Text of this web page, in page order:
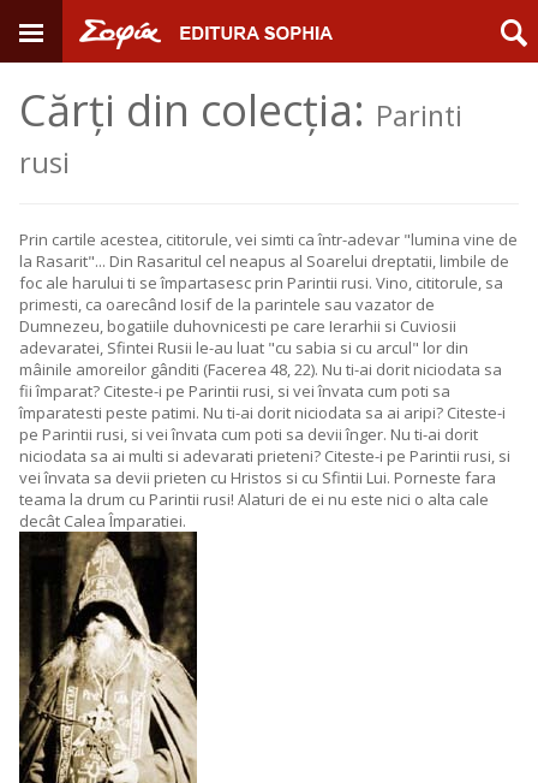
Cărți din colecția: Parinti
rusi
Prin cartile acestea, cititorule, vei simti ca într-adevar "lumina vine de
la Rasarit"... Din Rasaritul cel neapus al Soarelui dreptatii, limbile de
foc ale harului ti se împartasesc prin Parintii rusi. Vino, cititorule, sa
primesti, ca oarecând Iosif de la parintele sau vazator de
Dumnezeu, bogatiile duhovnicesti pe care Ierarhii si Cuviosii
adevaratei, Sfintei Rusii le-au luat "cu sabia si cu arcul" lor din
mâinile amoreilor gânditi (Facerea 48, 22). Nu ti-ai dorit niciodata sa
fii împarat? Citeste-i pe Parintii rusi, si vei învata cum poti sa
împaratesti peste patimi. Nu ti-ai dorit niciodata sa ai aripi? Citeste-i
pe Parintii rusi, si vei învata cum poti sa devii înger. Nu ti-ai dorit
niciodata sa ai multi si adevarati prieteni? Citeste-i pe Parintii rusi, si
vei învata sa devii prieten cu Hristos si cu Sfintii Lui. Porneste fara
teama la drum cu Parintii rusi! Alaturi de ei nu este nici o alta cale
decât Calea Împaratiei.